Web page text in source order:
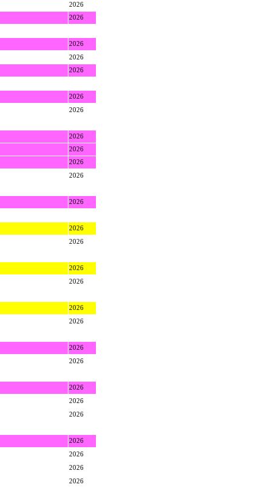
2026
2026
2026
2026
2026
2026
2026
2026
2026
2026
2026
2026
2026
2026
2026
2026
2026
2026
2026
2026
2026
2026
2026
2026
2026
2026
2026